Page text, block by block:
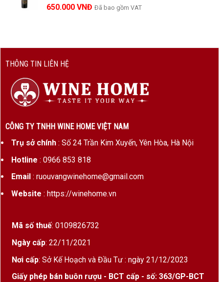
650.000 VNĐ Đã bao gồm VAT
THÔNG TIN LIÊN HỆ
CÔNG TY TNHH WINE HOME VIỆT NAM
Trụ sở chính: Số 24 Trần Kim Xuyến, Yên Hòa, Hà Nội
Hotline : 0966 853 818
Email : ruouvangwinehome@gmail.com
Website : https://winehome.vn
Mã số thuế: 0109826732
Ngày cấp: 22/11/2021
Nơi cấp: Sở Kế Hoạch và Đầu Tư : ngày 21/12/2023
Giấy phép bán buôn rượu - BCT cấp - số: 363/GP-BCT